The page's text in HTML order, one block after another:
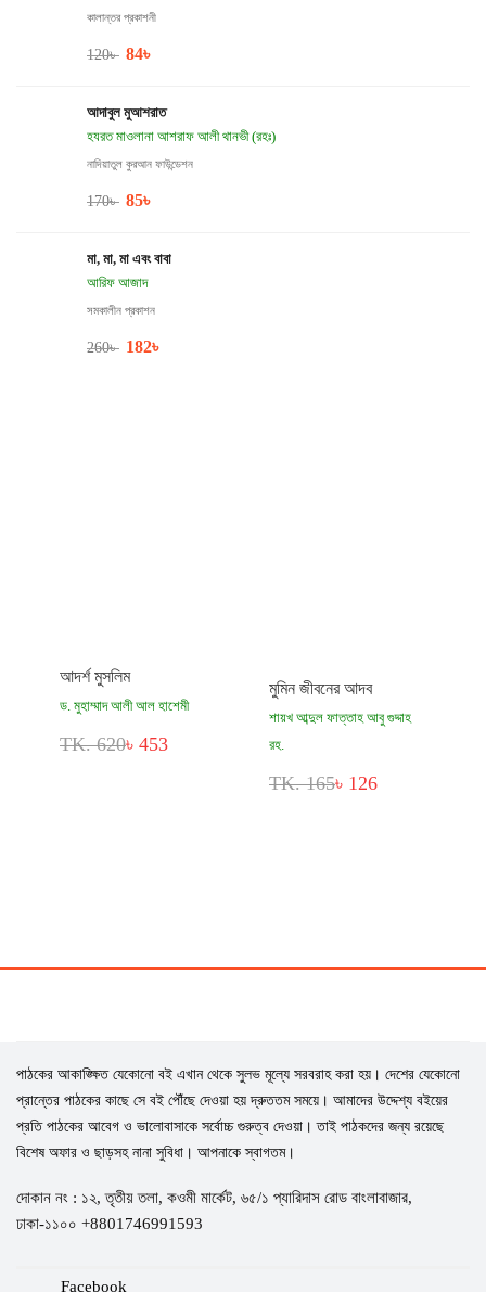
কালান্তর প্রকাশনী
120৳ 84৳
আদাবুল মুআশরাত
হযরত মাওলানা আশরাফ আলী থানভী (রহঃ)
নাদিয়াতুল কুরআন ফাউন্ডেশন
170৳ 85৳
মা, মা, মা এবং বাবা
আরিফ আজাদ
সমকালীন প্রকাশন
260৳ 182৳
আদর্শ মুসলিম
ড. মুহাম্মাদ আলী আল হাশেমী
TK. 620৳ 453
মুমিন জীবনের আদব
শায়খ আব্দুল ফাত্তাহ আবু গুদ্দাহ
রহ.
TK. 165৳ 126
পাঠকের আকাঙ্ক্ষিত যেকোনো বই এখান থেকে সুলভ মূল্যে সরবরাহ করা হয়। দেশের যেকোনো
প্রান্তের পাঠকের কাছে সে বই পৌঁছে দেওয়া হয় দ্রুততম সময়ে। আমাদের উদ্দেশ্য বইয়ের
প্রতি পাঠকের আবেগ ও ভালোবাসাকে সর্বোচ্চ গুরুত্ব দেওয়া। তাই পাঠকদের জন্য রয়েছে
বিশেষ অফার ও ছাড়সহ নানা সুবিধা। আপনাকে স্বাগতম।
দোকান নং : ১২, তৃতীয় তলা, কওমী মার্কেট, ৬৫/১ প্যারিদাস রোড বাংলাবাজার,
ঢাকা-১১০০ +8801746991593
Facebook